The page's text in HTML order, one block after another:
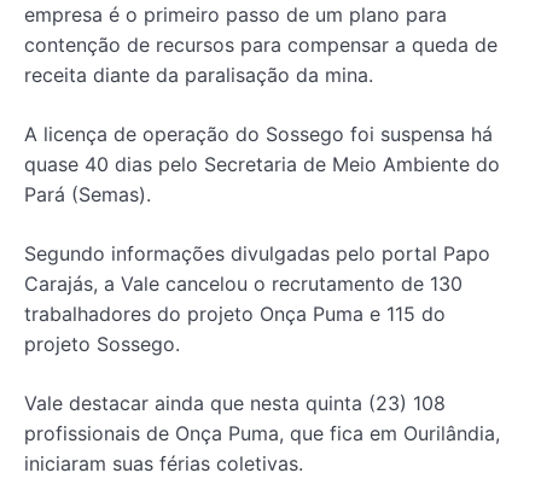
empresa é o primeiro passo de um plano para
contenção de recursos para compensar a queda de
receita diante da paralisação da mina.
A licença de operação do Sossego foi suspensa há
quase 40 dias pelo Secretaria de Meio Ambiente do
Pará (Semas).
Segundo informações divulgadas pelo portal Papo
Carajás, a Vale cancelou o recrutamento de 130
trabalhadores do projeto Onça Puma e 115 do
projeto Sossego.
Vale destacar ainda que nesta quinta (23) 108
profissionais de Onça Puma, que fica em Ourilândia,
iniciaram suas férias coletivas.